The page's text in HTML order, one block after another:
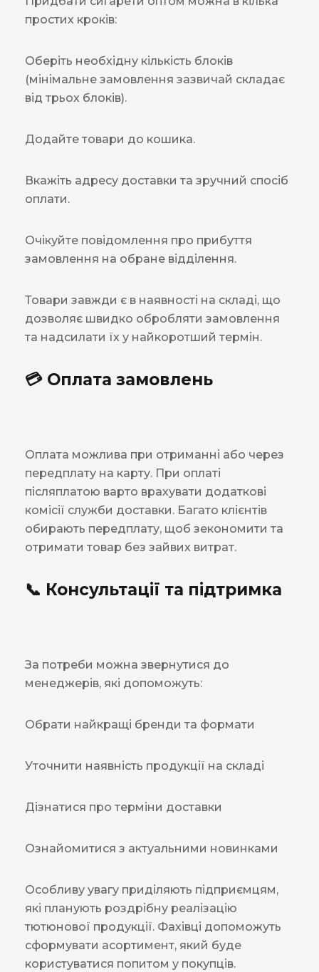
простих кроків:
Оберіть необхідну кількість блоків
(мінімальне замовлення зазвичай складає
від трьох блоків).
Додайте товари до кошика.
Вкажіть адресу доставки та зручний спосіб
оплати.
Очікуйте повідомлення про прибуття
замовлення на обране відділення.
Товари завжди є в наявності на складі, що
дозволяє швидко обробляти замовлення
та надсилати їх у найкоротший термін.
💳 Оплата замовлень
Оплата можлива при отриманні або через
передплату на карту. При оплаті
післяплатою варто врахувати додаткові
комісії служби доставки. Багато клієнтів
обирають передплату, щоб зекономити та
отримати товар без зайвих витрат.
📞 Консультації та підтримка
За потреби можна звернутися до
менеджерів, які допоможуть:
Обрати найкращі бренди та формати
Уточнити наявність продукції на складі
Дізнатися про терміни доставки
Ознайомитися з актуальними новинками
Особливу увагу приділяють підприємцям,
які планують роздрібну реалізацію
тютюнової продукції. Фахівці допоможуть
сформувати асортимент, який буде
користуватися попитом у покупців.